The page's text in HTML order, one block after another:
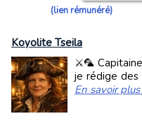
(lien rémunéré)
Koyolite Tseila
⚔️🦜
je rédige des
En savoir